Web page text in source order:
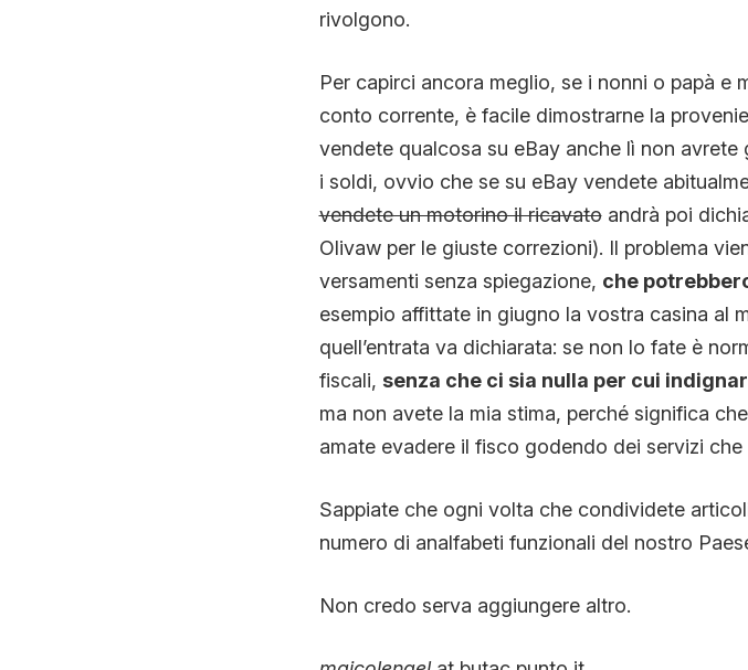
rivolgono.
Per capirci ancora meglio, se i nonni o papà e
conto corrente, è facile dimostrarne la
vendete qualcosa su eBay anche lì non
i soldi, ovvio che se su eBay vendete
vendete un motorino il ricavatoandrà poi
Olivaw per le giuste correzioni). Il problema
versamenti senza spiegazione, che
esempio affittate in giugno la vostra casina al
quell’entrata va dichiarata: se non lo fate è
fiscali, senza che ci sia nulla per cui
ma non avete la mia stima, perché significa
amate evadere il fisco godendo dei servizi
Sappiate che ogni volta che condividete
numero di analfabeti funzionali del nostro
Non credo serva aggiungere altro.